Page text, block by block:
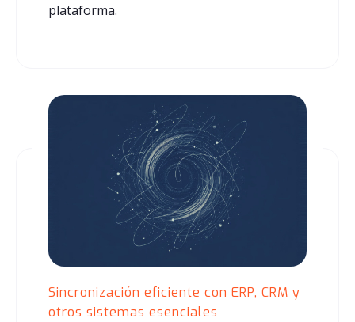
plataforma.
Sincronización eficiente con ERP, CRM y
otros sistemas esenciales